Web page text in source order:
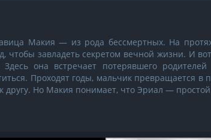
Макия — из рода бессмертных. На
чтобы завладеть секретом вечной жизни. И
Здесь она встречает потерявшего
Проходят годы, мальчик превращается в
другу. Но Макия понимает, что Эриал —